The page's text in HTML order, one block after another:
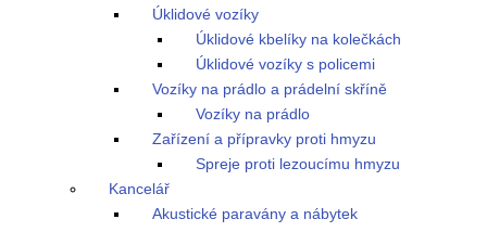
Úklidové vozíky
Úklidové kbelíky na kolečkách
Úklidové vozíky s policemi
Vozíky na prádlo a prádelní skříně
Vozíky na prádlo
Zařízení a přípravky proti hmyzu
Spreje proti lezoucímu hmyzu
Kancelář
Akustické paravány a nábytek